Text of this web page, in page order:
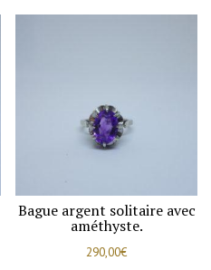
Bague argent solitaire avec
améthyste.
290,00€